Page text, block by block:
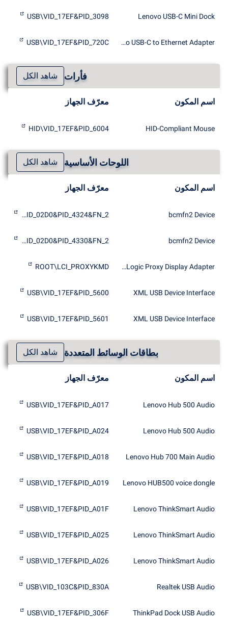
Lenovo USB-C Mini Dock
USB\VID_17EF&PID_3098
Lenovo USB-C to Ethernet Adapter
USB\VID_17EF&PID_720C
فأرات شاهد الكل
اسم المكون معرّف الجهاز
HID-Compliant Mouse
HID\VID_17EF&PID_6004
اللوحات الأساسية شاهد الكل
اسم المكون معرّف الجهاز
bcmfn2 Device
SD\VID_02D0&PID_4324&FN_2
bcmfn2 Device
SD\VID_02D0&PID_4330&FN_2
FrescoLogic Proxy Display Adapter
ROOT\LCI_PROXYKMD
XML USB Device Interface
USB\VID_17EF&PID_5600
XML USB Device Interface
USB\VID_17EF&PID_5601
بطاقات الوسائط المتعددة شاهد الكل
اسم المكون معرّف الجهاز
Lenovo Hub 500 Audio
USB\VID_17EF&PID_A017
Lenovo Hub 500 Audio
USB\VID_17EF&PID_A024
Lenovo Hub 700 Main Audio
USB\VID_17EF&PID_A018
Lenovo HUB500 voice dongle
USB\VID_17EF&PID_A019
Lenovo ThinkSmart Audio
USB\VID_17EF&PID_A01F
Lenovo ThinkSmart Audio
USB\VID_17EF&PID_A025
Lenovo ThinkSmart Audio
USB\VID_17EF&PID_A026
Realtek USB Audio
USB\VID_103C&PID_830A
ThinkPad Dock USB Audio
USB\VID_17EF&PID_306F